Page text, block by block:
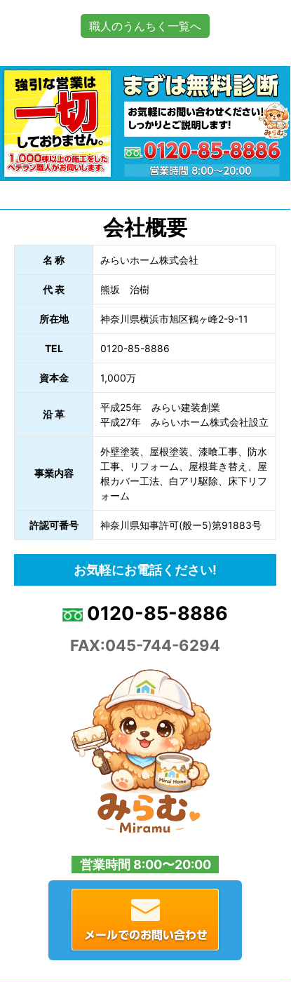
職人のうんちく一覧へ
会社概要
名 称 みらいホーム株式会社
代 表 熊坂 治樹
所在地 神奈川県横浜市旭区鶴ヶ峰2-9-11
TEL 0120-85-8886
資本金 1,000万
沿 革
平成25年 みらい建装創業
平成27年 みらいホーム株式会社設立
事業内容
外壁塗装、屋根塗装、漆喰工事、防水
工事、リフォーム、屋根葺き替え、屋
根カバー工法、白アリ駆除、床下リフ
ォーム
許認可番号 神奈川県知事許可(般ー5)第91883号
お気軽にお電話ください!
0120-85-8886
FAX:045-744-6294
営業時間 8:00〜20:00